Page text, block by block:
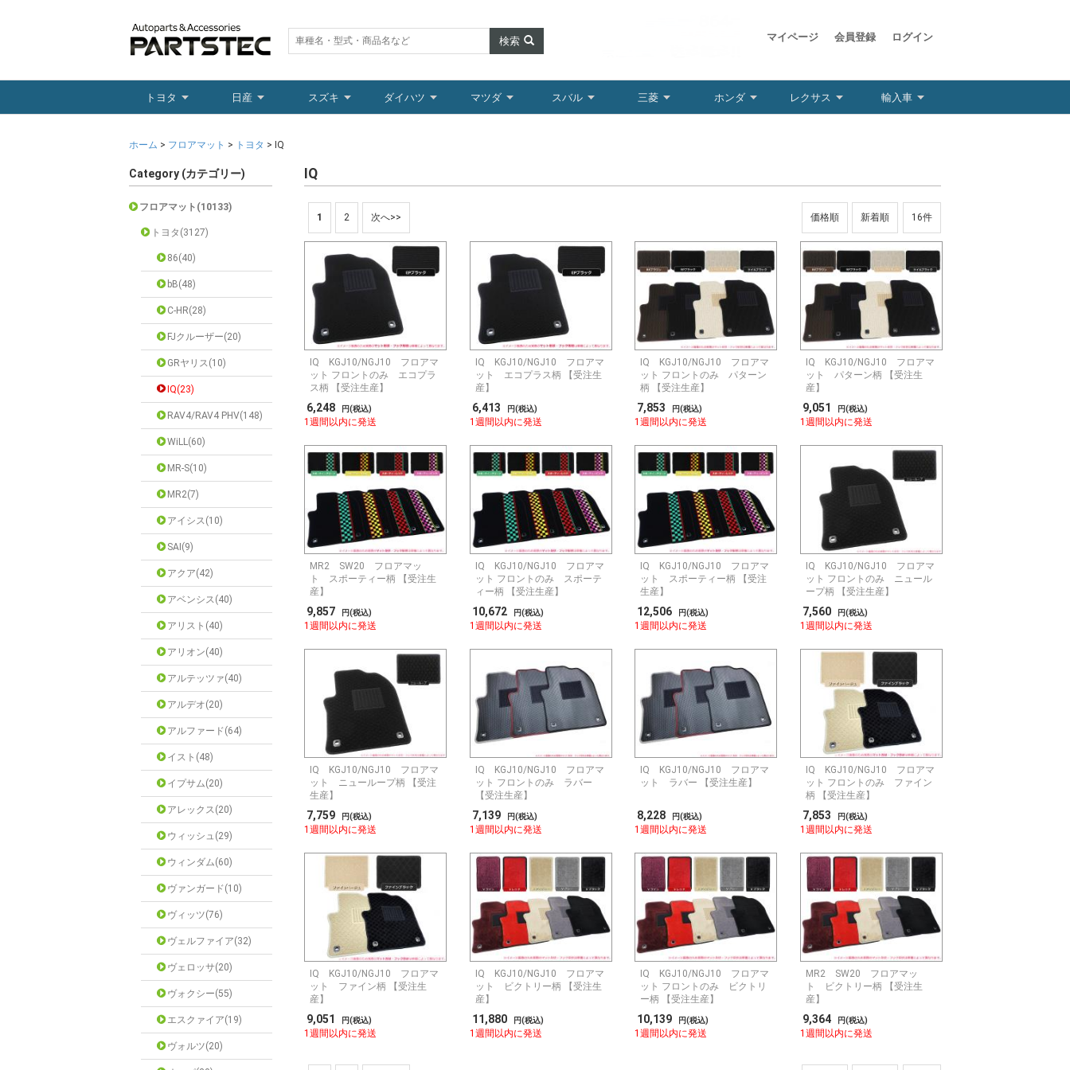
検索 マイページ 会員登録 ログイン
トヨタ 日産 スズキ ダイハツ マツダ スバル 三菱 ホンダ レクサス 輸入車
ホーム > フロアマット > トヨタ > IQ
Category (カテゴリー)
フロアマット(10133)
トヨタ(3127)
86(40)
bB(48)
C-HR(28)
FJクルーザー(20)
GRヤリス(10)
IQ(23)
RAV4/RAV4 PHV(148)
WiLL(60)
MR-S(10)
MR2(7)
アイシス(10)
SAI(9)
アクア(42)
アベンシス(40)
アリスト(40)
アリオン(40)
アルテッツァ(40)
アルデオ(20)
アルファード(64)
イスト(48)
イプサム(20)
アレックス(20)
ウィッシュ(29)
ウィンダム(60)
ヴァンガード(10)
ヴィッツ(76)
ヴェルファイア(32)
ヴェロッサ(20)
ヴォクシー(55)
エスクァイア(19)
ヴォルツ(20)
IQ
価格順 新着順
1 2 次へ>>
IQ KGJ10/NGJ10 フロアマ
ット フロントのみ エコプラ
ス柄 【受注生産】
6,248 円(税込)
1週間以内に発送
IQ KGJ10/NGJ10 フロアマ
ット エコプラス柄 【受注生
産】
6,413 円(税込)
1週間以内に発送
IQ KGJ10/NGJ10 フロアマ
ット フロントのみ パターン
柄 【受注生産】
7,853 円(税込)
1週間以内に発送
IQ KGJ10/NGJ10 フロアマ
ット パターン柄 【受注生
産】
9,051 円(税込)
1週間以内に発送
MR2 SW20 フロアマッ
ト スポーティー柄 【受注生
産】
9,857 円(税込)
1週間以内に発送
IQ KGJ10/NGJ10 フロアマ
ット フロントのみ スポーテ
ィー柄 【受注生産】
10,672 円(税込)
1週間以内に発送
IQ KGJ10/NGJ10 フロアマ
ット スポーティー柄 【受注
生産】
12,506 円(税込)
1週間以内に発送
IQ KGJ10/NGJ10 フロアマ
ット フロントのみ ニュール
ープ柄 【受注生産】
7,560 円(税込)
1週間以内に発送
IQ KGJ10/NGJ10 フロアマ
ット ニューループ柄 【受注
生産】
7,759 円(税込)
1週間以内に発送
IQ KGJ10/NGJ10 フロアマ
ット フロントのみ ラバー
【受注生産】
7,139 円(税込)
1週間以内に発送
IQ KGJ10/NGJ10 フロアマ
ット ラバー 【受注生産】
8,228 円(税込)
1週間以内に発送
IQ KGJ10/NGJ10 フロアマ
ット フロントのみ ファイン
柄 【受注生産】
7,853 円(税込)
1週間以内に発送
IQ KGJ10/NGJ10 フロアマ
ット ファイン柄 【受注生
産】
9,051 円(税込)
1週間以内に発送
IQ KGJ10/NGJ10 フロアマ
ット ビクトリー柄 【受注生
産】
11,880 円(税込)
1週間以内に発送
IQ KGJ10/NGJ10 フロアマ
ット フロントのみ ビクトリ
ー柄 【受注生産】
10,139 円(税込)
1週間以内に発送
MR2 SW20 フロアマッ
ト ビクトリー柄 【受注生
産】
9,364 円(税込)
1週間以内に発送